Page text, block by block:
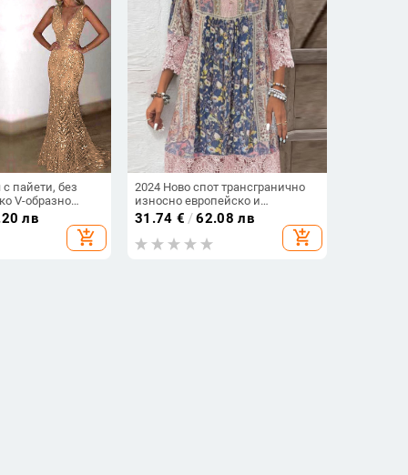
пайети, без
V-образно
русалка,
лв
add_shopping_cart
2024 Ново спот трансгранично
износно европейско и
американско облекло Пролет и
лято Най-продавана ретро
щампована дантелена рокля
31.74 € /62.08 лв
add_shopping_cart